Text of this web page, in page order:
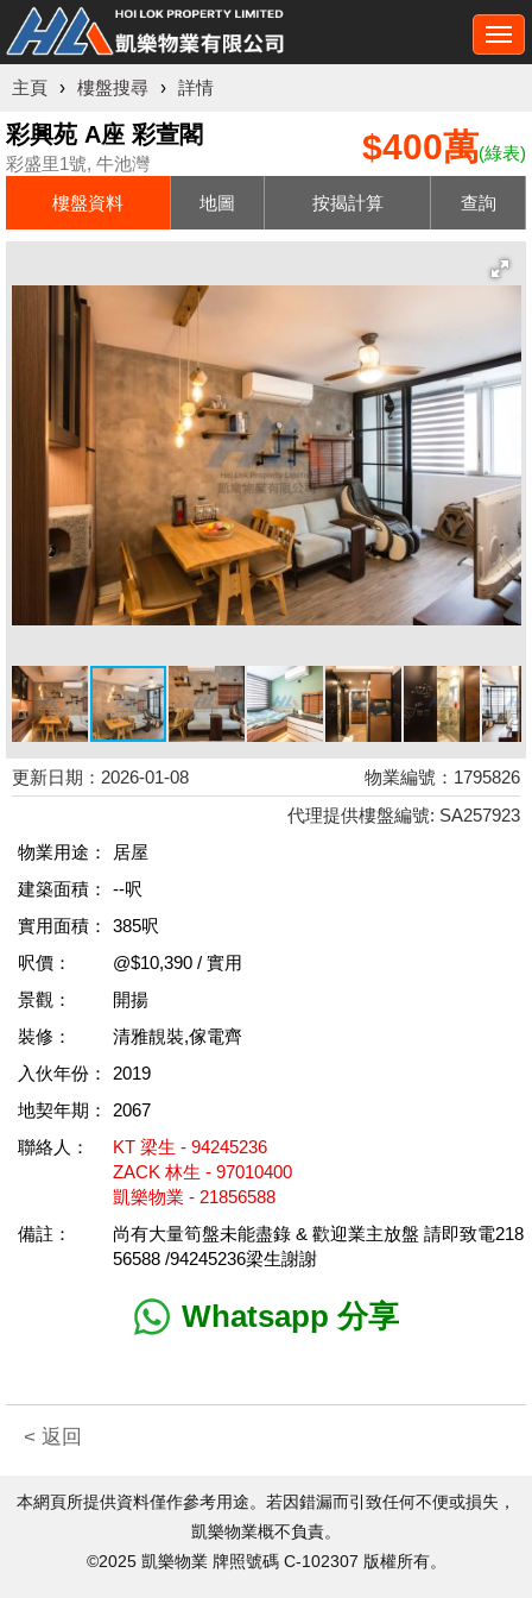
主頁 › 樓盤搜尋 › 詳情
彩興苑 A座 彩萱閣
彩盛里1號, 牛池灣 $400萬(綠表)
樓盤資料 地圖 按揭計算 查詢
更新日期：2026-01-08
物業編號：1795826
代理提供樓盤編號: SA257923
物業用途：
居屋
建築面積：
--呎
實用面積：
385呎
呎價：
@$10,390 / 實用
景觀：
開揚
裝修：
清雅靚裝,傢電齊
入伙年份：
2019
地契年期：
2067
聯絡人：
KT 梁生 - 94245236
ZACK 林生 - 97010400
凱樂物業 - 21856588
備註：
尚有大量筍盤未能盡錄 & 歡迎業主放盤 請即致電218
56588 /94245236梁生謝謝
Whatsapp 分享
< 返回
本網頁所提供資料僅作參考用途。若因錯漏而引致任何不便或損失，
凱樂物業概不負責。
©2025 凱樂物業 牌照號碼 C-102307 版權所有。